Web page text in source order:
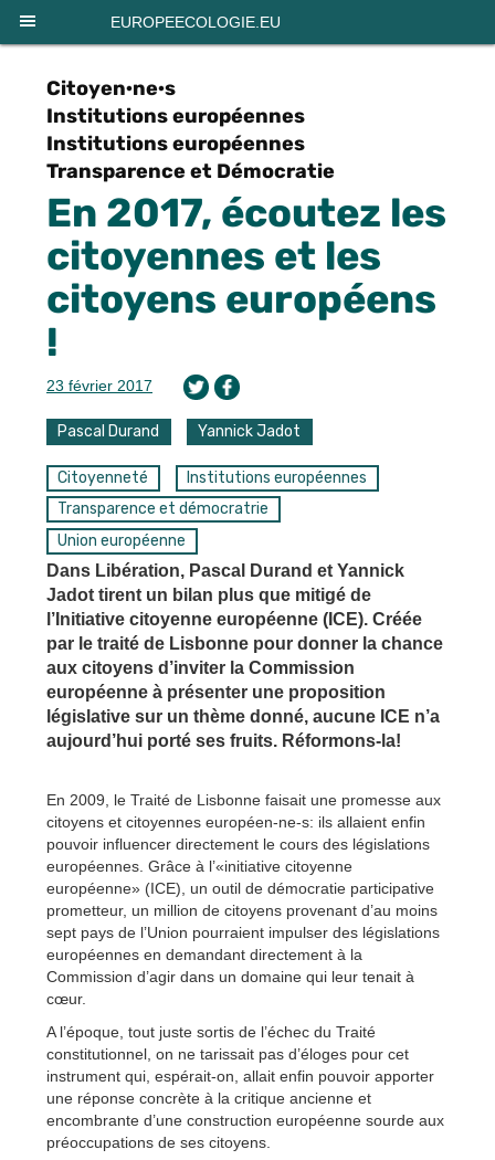
EUROPEECOLOGIE.EU
Citoyen·ne·s
Institutions européennes
Institutions européennes
Transparence et Démocratie
En 2017, écoutez les
citoyennes et les
citoyens européens
!
23 février 2017
Pascal Durand Yannick Jadot
Citoyenneté
Institutions européennes
Transparence et démocratrie
Union européenne
Dans Libération, Pascal Durand et Yannick
Jadot tirent un bilan plus que mitigé de
l’Initiative citoyenne européenne (ICE). Créée
par le traité de Lisbonne pour donner la chance
aux citoyens d’inviter la Commission
européenne à présenter une proposition
législative sur un thème donné, aucune ICE n’a
aujourd’hui porté ses fruits. Réformons-la!
En 2009, le Traité de Lisbonne faisait une promesse aux
citoyens et citoyennes européen-ne-s: ils allaient enfin
pouvoir influencer directement le cours des législations
européennes. Grâce à l’«initiative citoyenne
européenne» (ICE), un outil de démocratie participative
prometteur, un million de citoyens provenant d’au moins
sept pays de l’Union pourraient impulser des législations
européennes en demandant directement à la
Commission d’agir dans un domaine qui leur tenait à
cœur.
A l’époque, tout juste sortis de l’échec du Traité
constitutionnel, on ne tarissait pas d’éloges pour cet
instrument qui, espérait-on, allait enfin pouvoir apporter
une réponse concrète à la critique ancienne et
encombrante d’une construction européenne sourde aux
préoccupations de ses citoyens.